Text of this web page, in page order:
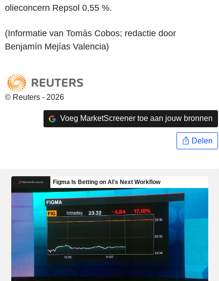
olieconcern Repsol 0,55 %.
(Informatie van Tomás Cobos; redactie door
Benjamín Mejías Valencia)
© Reuters - 2026
Voeg MarketScreener toe aan jouw bronnen
Delen